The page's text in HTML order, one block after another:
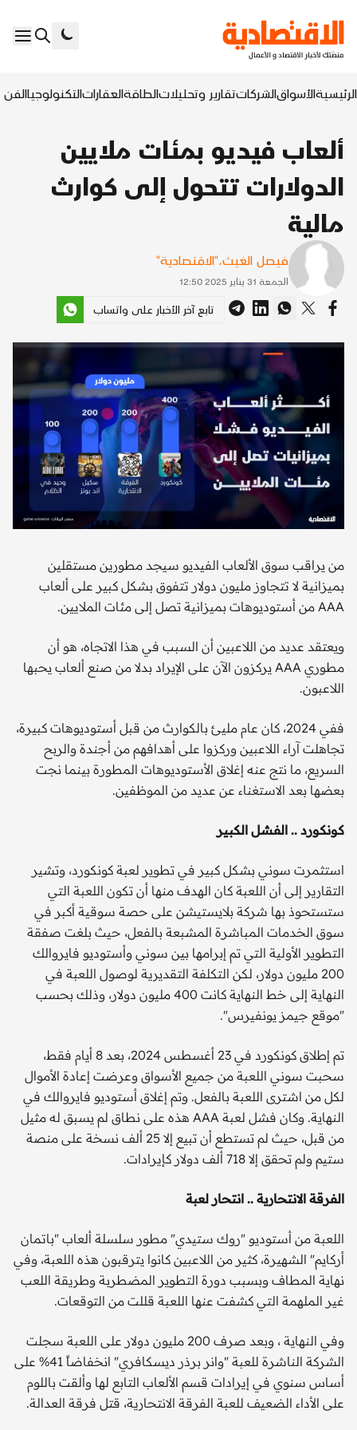
الرئيسيةالأسواقالشركاتتقارير وتحليلاتالطاقةالعقاراتالتكنولوجياالفن
ألعاب فيديو بمئات ملايين
الدولارات تتحول إلى كوارث
مالية
فيصل الغيث،"الاقتصادية"
الجمعة 31 يناير 2025 12:50
تابع آخر الأخبار على واتساب
من يراقب سوق الألعاب الفيديو سيجد مطورين مستقلين
بميزانية لا تتجاوز مليون دولار تتفوق بشكل كبير على ألعاب
AAA من أستوديوهات بميزانية تصل إلى مئات الملايين.
ويعتقد عديد من اللاعبين أن السبب في هذا الاتجاه، هو أن
مطوري AAA يركزون الآن على الإيراد بدلا من صنع ألعاب يحبها
اللاعبون.
ففي 2024، كان عام مليئ بالكوارث من قبل أستوديوهات كبيرة،
تجاهلت آراء اللاعبين وركزوا على أهدافهم من أجندة والربح
السريع، ما نتج عنه إغلاق الأستوديوهات المطورة بينما نجت
بعضها بعد الاستغناء عن عديد من الموظفين.
كونكورد .. الفشل الكبير
استثمرت سوني بشكل كبير في تطوير لعبة كونكورد، وتشير
التقارير إلى أن اللعبة كان الهدف منها أن تكون اللعبة التي
ستستحوذ بها شركة بلايستيشن على حصة سوقية أكبر في
سوق الخدمات المباشرة المشبعة بالفعل، حيث بلغت صفقة
التطوير الأولية التي تم إبرامها بين سوني وأستوديو فايروالك
200 مليون دولار، لكن التكلفة التقديرية لوصول اللعبة في
النهاية إلى خط النهاية كانت 400 مليون دولار، وذلك بحسب
"موقع جيمز يونفيرس".
تم إطلاق كونكورد في 23 أغسطس 2024، بعد 8 أيام فقط،
سحبت سوني اللعبة من جميع الأسواق وعرضت إعادة الأموال
لكل من اشترى اللعبة بالفعل. وتم إغلاق أستوديو فايروالك في
النهاية. وكان فشل لعبة AAA هذه على نطاق لم يسبق له مثيل
من قبل، حيث لم تستطع أن تبيع إلا 25 ألف نسخة على منصة
ستيم ولم تحقق إلا 718 ألف دولار كإيرادات.
الفرقة الانتحارية .. انتحار لعبة
اللعبة من أستوديو "روك ستيدي" مطور سلسلة ألعاب "باتمان
أركايم" الشهيرة، كثير من اللاعبين كانوا يترقبون هذه اللعبة، وفي
نهاية المطاف وبسبب دورة التطوير المضطربة وطريقة اللعب
غير الملهمة التي كشفت عنها اللعبة قللت من التوقعات.
وفي النهاية ، وبعد صرف 200 مليون دولار على اللعبة سجلت
الشركة الناشرة للعبة "وانر برذر ديسكافري" انخفاضاً 41% على
أساس سنوي في إيرادات قسم الألعاب التابع لها وألقت باللوم
على الأداء الضعيف للعبة الفرقة الانتحارية، قتل فرقة العدالة.